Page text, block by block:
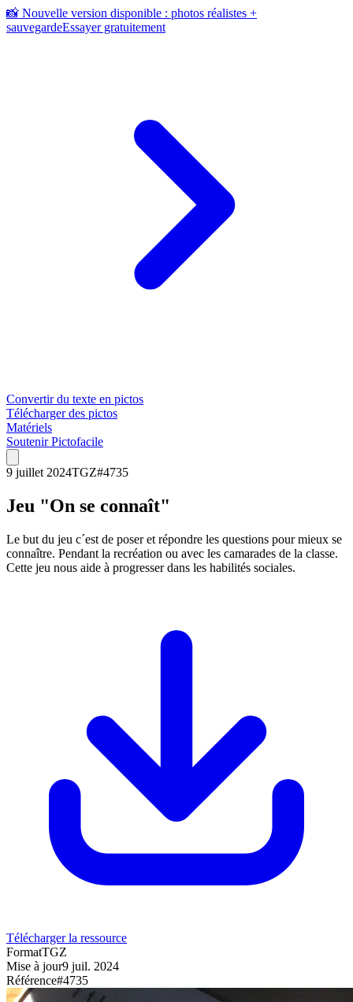
📸 Nouvelle version disponible : photos réalistes +
sauvegardeEssayer gratuitement
Convertir du texte en pictos
Télécharger des pictos
Matériels
Soutenir Pictofacile
9 juillet 2024TGZ#4735
Jeu "On se connaît"
Le but du jeu c´est de poser et répondre les questions pour mieux se
connaître. Pendant la recréation ou avec les camarades de la classe.
Cette jeu nous aide à progresser dans les habilités sociales.
Télécharger la ressource
FormatTGZ
Mise à jour9 juil. 2024
Référence#4735